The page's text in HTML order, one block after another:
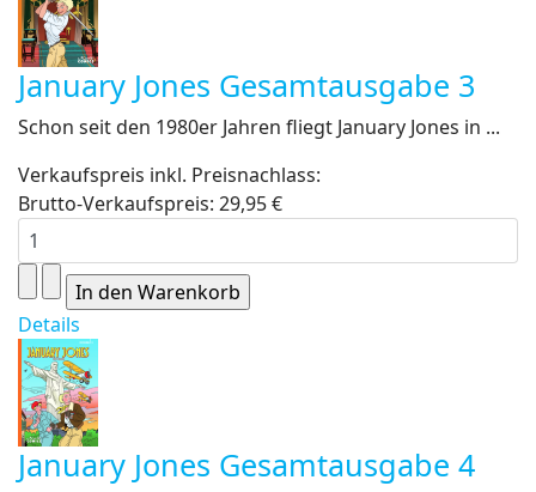
January Jones Gesamtausgabe 3
Schon seit den 1980er Jahren fliegt January Jones in ...
Verkaufspreis inkl. Preisnachlass:
Brutto-Verkaufspreis: 29,95 €
Details
January Jones Gesamtausgabe 4